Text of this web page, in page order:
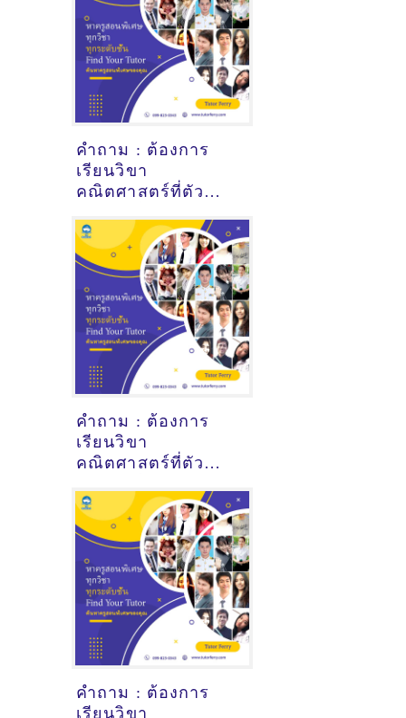
คำถาม : ต้องการ
เรียนวิขา
คณิตศาสตร์ที่ตัว
แนะนำครูสอนพิเศษ
ที่นี่
คำถาม : ต้องการ
เรียนวิขา
คณิตศาสตร์ที่ตัว
แนะนำครูสอนพิเศษ
ที่นี่
คำถาม : ต้องการ
เรียนวิขา